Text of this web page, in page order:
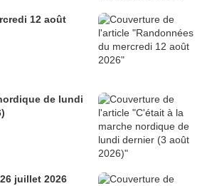
12 août
de lundi
juillet 2026